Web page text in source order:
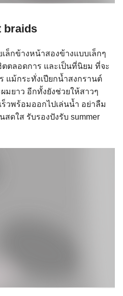
braids
เล็กข้างหน้าสองข้างแบบเล็กๆ
ตลอดการ และเป็นที่นิยม ที่จะ
แม้กระทั่งเปียกน้ำสงกรานต์
มยาว อีกทั้งยังช่วยให้สาวๆ
วพร้อมออกไปเล่นน้ำ อย่าลืม
ดใส รับรองปังรับ summer